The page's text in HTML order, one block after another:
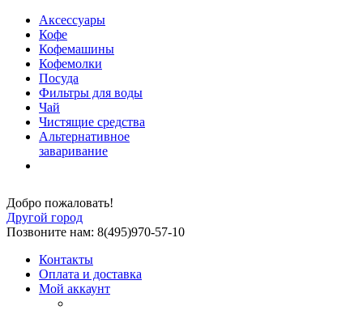
Аксессуары
Кофе
Кофемашины
Кофемолки
Посуда
Фильтры для воды
Чай
Чистящие средства
Альтернативное
заваривание
Добро пожаловать!
Другой город
Позвоните нам: 8(495)970-57-10
Контакты
Оплата и доставка
Мой аккаунт